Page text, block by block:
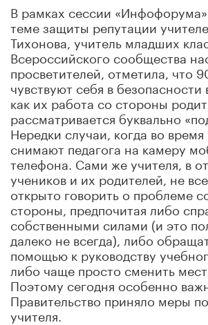
В рамках сессии
теме защиты репутации
Тихонова, учитель младших
Всероссийского сообщества
просветителей, отметила, что
чувствуют себя в безопасности
как их работа со стороны
рассматривается буквально
Нередки случаи, когда во
снимают педагога на камеру
телефона. Сами же учителя, в
учеников и их родителей, не
открыто говорить о проблеме
стороны, предпочитая либо
собственными силами (и это
далеко не всегда), либо
помощью к руководству
либо чаще просто сменить
Поэтому сегодня особенно
Правительство приняло меры
учителя.